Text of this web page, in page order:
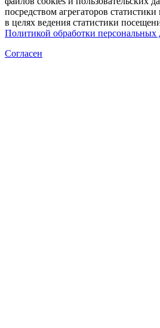
посредством агрегаторов
в целях ведения статистики
Политикой обработки
Согласен